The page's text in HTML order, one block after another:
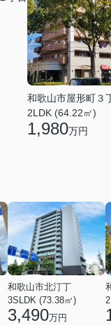
和歌山市屋形町３
2LDK (64.22㎡)
1,980万円
和歌山市北汀丁
3SLDK (73.38㎡)
3,490万円